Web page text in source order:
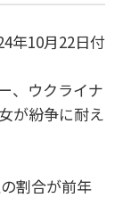
年10月22日付
、ウクライナ
が紛争に耐え
割合が前年